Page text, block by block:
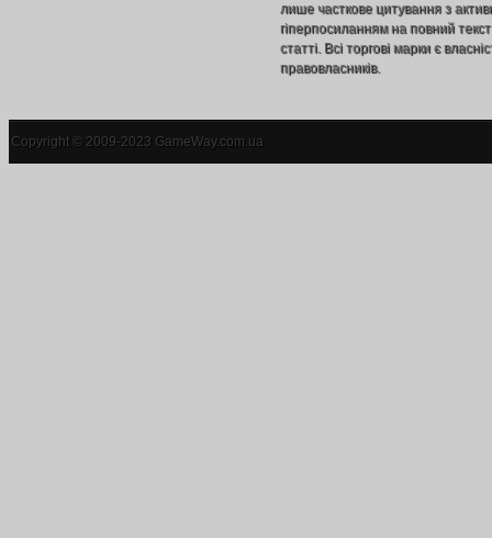
лише часткове цитування з
гіперпосиланням на повний текст
статті. Всі торгові марки є
правовласників.
Copyright © 2009-2023 GameWay.com.ua